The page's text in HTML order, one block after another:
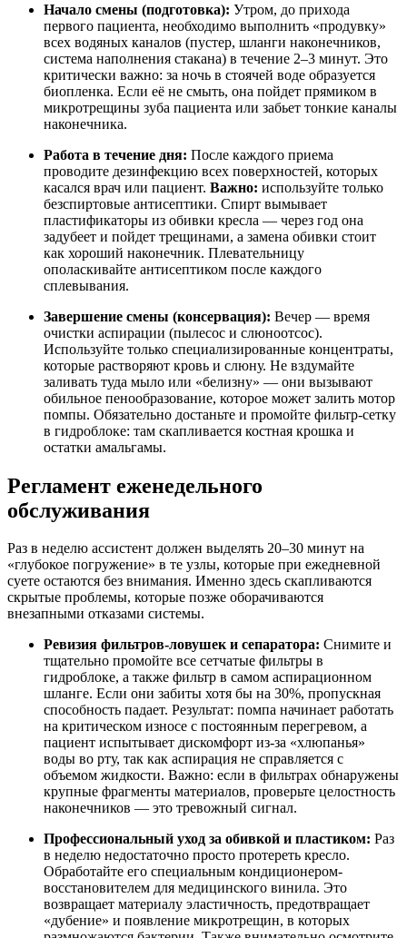
Начало смены (подготовка): Утром, до прихода
первого пациента, необходимо выполнить «продувку»
всех водяных каналов (пустер, шланги наконечников,
система наполнения стакана) в течение 2–3 минут. Это
критически важно: за ночь в стоячей воде образуется
биопленка. Если её не смыть, она пойдет прямиком в
микротрещины зуба пациента или забьет тонкие каналы
наконечника.
Работа в течение дня: После каждого приема
проводите дезинфекцию всех поверхностей, которых
касался врач или пациент. Важно: используйте только
безспиртовые антисептики. Спирт вымывает
пластификаторы из обивки кресла — через год она
задубеет и пойдет трещинами, а замена обивки стоит
как хороший наконечник. Плевательницу
ополаскивайте антисептиком после каждого
сплевывания.
Завершение смены (консервация): Вечер — время
очистки аспирации (пылесос и слюноотсос).
Используйте только специализированные концентраты,
которые растворяют кровь и слюну. Не вздумайте
заливать туда мыло или «белизну» — они вызывают
обильное пенообразование, которое может залить мотор
помпы. Обязательно достаньте и промойте фильтр-сетку
в гидроблоке: там скапливается костная крошка и
остатки амальгамы.
Регламент еженедельного
обслуживания
Раз в неделю ассистент должен выделять 20–30 минут на
«глубокое погружение» в те узлы, которые при ежедневной
суете остаются без внимания. Именно здесь скапливаются
скрытые проблемы, которые позже оборачиваются
внезапными отказами системы.
Ревизия фильтров-ловушек и сепаратора: Снимите и
тщательно промойте все сетчатые фильтры в
гидроблоке, а также фильтр в самом аспирационном
шланге. Если они забиты хотя бы на 30%, пропускная
способность падает. Результат: помпа начинает работать
на критическом износе с постоянным перегревом, а
пациент испытывает дискомфорт из-за «хлюпанья»
воды во рту, так как аспирация не справляется с
объемом жидкости. Важно: если в фильтрах обнаружены
крупные фрагменты материалов, проверьте целостность
наконечников — это тревожный сигнал.
Профессиональный уход за обивкой и пластиком: Раз
в неделю недостаточно просто протереть кресло.
Обработайте его специальным кондиционером-
восстановителем для медицинского винила. Это
возвращает материалу эластичность, предотвращает
«дубение» и появление микротрещин, в которых